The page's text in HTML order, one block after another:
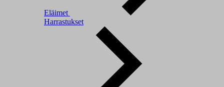
Eläimet
Harrastukset